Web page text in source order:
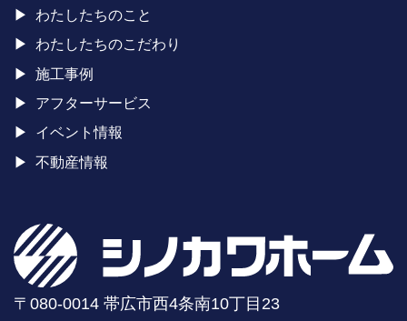
わたしたちのこと
わたしたちのこだわり
施工事例
アフターサービス
イベント情報
不動産情報
〒080-0014 帯広市西4条南10丁目23